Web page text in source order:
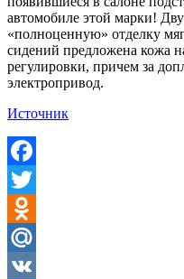
автомобиле этой марки!
«полноценную» отделку
сидений предложена кожа
регулировки, причем за
электропривод.
Источник
Facebook
Twitter
Odnoklassniki
Mail.Ru